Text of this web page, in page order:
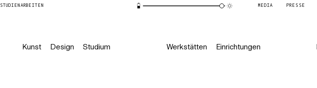
STUDIENARBEITEN MEDIA PRESSE
Kunst Design Studium Werkstätten Einrichtungen